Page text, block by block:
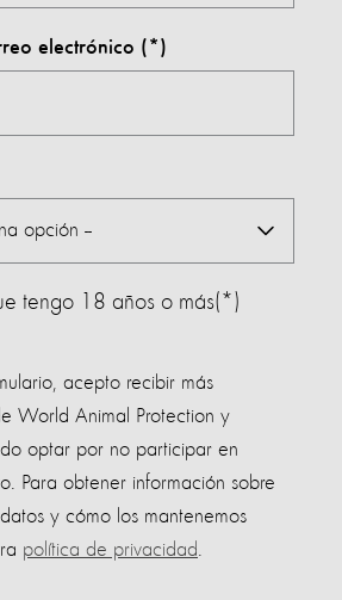
electrónico
tengo 18 años o más(*)
acepto recibir más
World Animal Protection y
optar por no participar en
Para obtener información sobre
y cómo los mantenemos
política de privacidad